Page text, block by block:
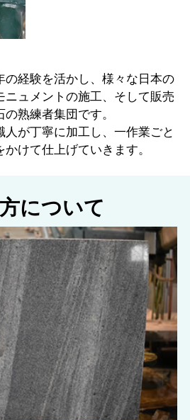
の経験を活かし、様々な日本の
ニュメントの施工、そして販売
熟練者集団です。
が丁寧に加工し、一作業ごと
けて仕上げていきます。
について